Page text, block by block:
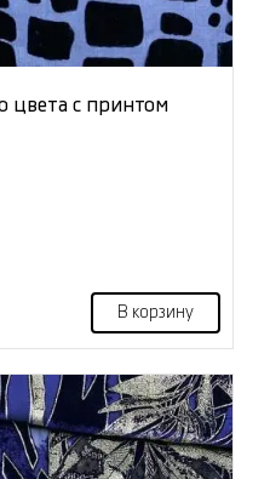
цвета с принтом
В корзину